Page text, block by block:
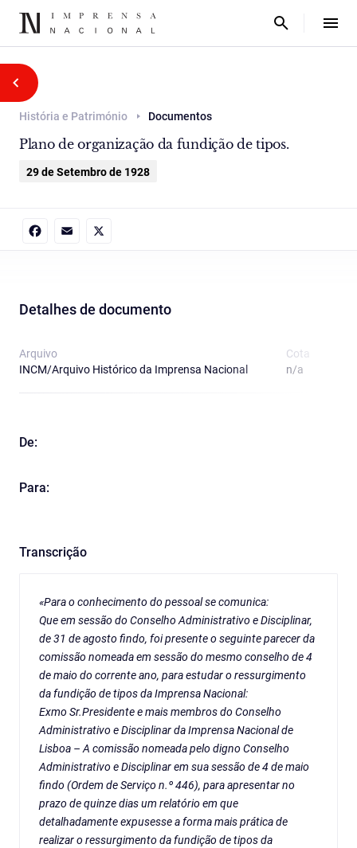
História e Património Documentos
Plano de organização da fundição de tipos.
29 de Setembro de 1928
Detalhes de documento
Arquivo
INCM/Arquivo Histórico da Imprensa Nacional
Cota
n/a
De:
Para:
Transcrição
«Para o conhecimento do pessoal se comunica:
Que em sessão do Conselho Administrativo e Disciplinar,
de 31 de agosto findo, foi presente o seguinte parecer da
comissão nomeada em sessão do mesmo conselho de 4
de maio do corrente ano, para estudar o ressurgimento
da fundição de tipos da Imprensa Nacional:
Exmo Sr.Presidente e mais membros do Conselho
Administrativo e Disciplinar da Imprensa Nacional de
Lisboa – A comissão nomeada pelo digno Conselho
Administrativo e Disciplinar em sua sessão de 4 de maio
findo (Ordem de Serviço n.º 446), para apresentar no
prazo de quinze dias um relatório em que
detalhadamente expusesse a forma mais prática de
realizar o ressurgimento da fundição de tipos da